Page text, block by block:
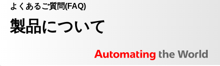
よくあるご質問(FAQ)
製品について